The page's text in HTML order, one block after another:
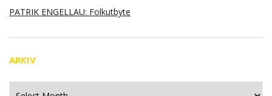
PATRIK ENGELLAU: Folkutbyte
ARKIV